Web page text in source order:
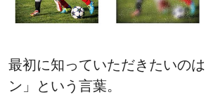
最初に知っていただきたいの
ン」という言葉。